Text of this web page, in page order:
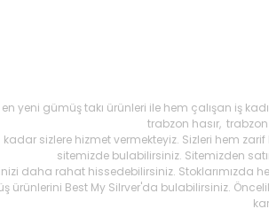
yeni gümüş takı ürünleri ile hem çalışan iş
trabzon hasır, trabzon
kadar sizlere hizmet vermekteyiz. Sizleri hem
sitemizde bulabilirsiniz. Sitemizden
daha rahat hissedebilirsiniz. Stoklarımızda
ürünlerini Best My Silrver'da bulabilirsiniz.